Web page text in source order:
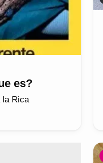
es?
la Rica